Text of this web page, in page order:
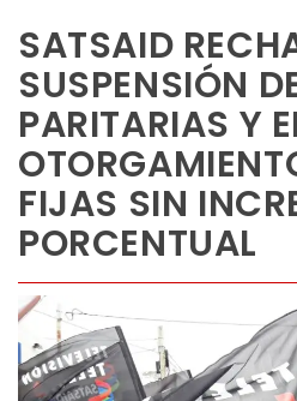
SATSAID
SUSPENSIÓN
PARITARIAS Y
FIJAS SIN
PORCENTUAL